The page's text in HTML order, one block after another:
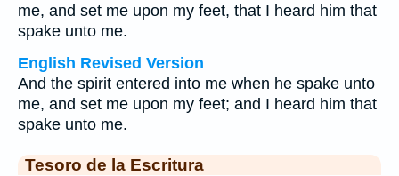
me, and set me upon my feet, that I heard him that
spake unto me.
English Revised Version
And the spirit entered into me when he spake unto
me, and set me upon my feet; and I heard him that
spake unto me.
Tesoro de la Escritura